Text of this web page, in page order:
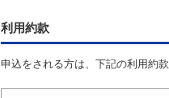
利用約款
申込をされる方は、下記の利用約